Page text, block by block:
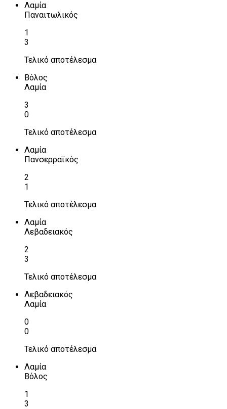
Λαμία
Παναιτωλικός
1
3
Τελικό αποτέλεσμα
Βόλος
Λαμία
3
0
Τελικό αποτέλεσμα
Λαμία
Πανσερραϊκός
2
1
Τελικό αποτέλεσμα
Λαμία
Λεβαδειακός
2
3
Τελικό αποτέλεσμα
Λεβαδειακός
Λαμία
0
0
Τελικό αποτέλεσμα
Λαμία
Βόλος
1
3